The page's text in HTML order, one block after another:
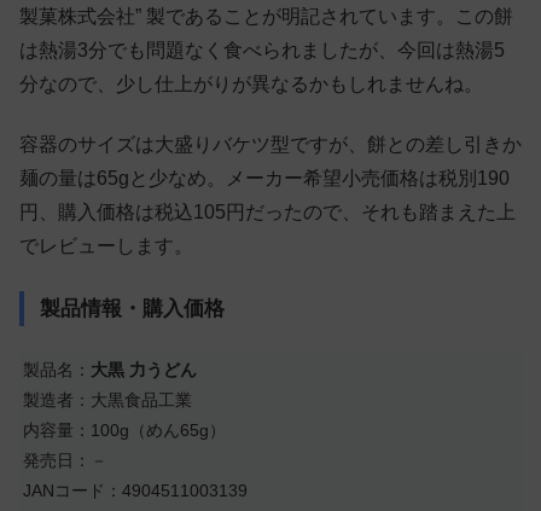
製菓株式会社” 製であることが明記されています。この餅
は熱湯3分でも問題なく食べられましたが、今回は熱湯5
分なので、少し仕上がりが異なるかもしれませんね。
容器のサイズは大盛りバケツ型ですが、餅との差し引きか
麺の量は65gと少なめ。メーカー希望小売価格は税別190
円、購入価格は税込105円だったので、それも踏まえた上
でレビューします。
製品情報・購入価格
製品名： 大黒 力うどん
製造者：大黒食品工業
内容量：100g（めん65g）
発売日：－
JANコード：4904511003139